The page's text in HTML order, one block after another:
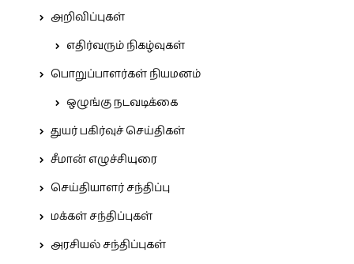
அறிவிப்புகள்
எதிர்வரும் நிகழ்வுகள்
பொறுப்பாளர்கள் நியமனம்
ஒழுங்கு நடவடிக்கை
துயர் பகிர்வுச் செய்திகள்
சீமான் எழுச்சியுரை
செய்தியாளர் சந்திப்பு
மக்கள் சந்திப்புகள்
அரசியல் சந்திப்புகள்